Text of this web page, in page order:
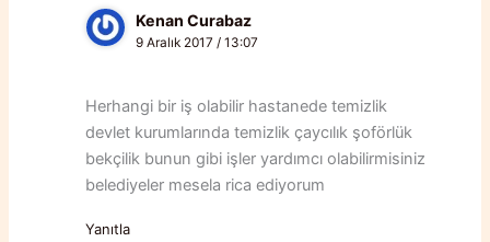
Kenan Curabaz
9 Aralık 2017 / 13:07
Herhangi bir iş olabilir hastanede temizlik
devlet kurumlarında temizlik çaycılık şoförlük
bekçilik bunun gibi işler yardımcı olabilirmisiniz
belediyeler mesela rica ediyorum
Yanıtla